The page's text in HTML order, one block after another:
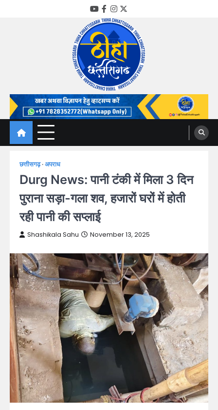
YouTube
Facebook
Instagram
Twitter
Thiha Chhattisgarh
गोठ जन-जन के
छत्तीसगढ़ अपराध
Durg News: पानी टंकी में मिला 3 दिन
पुराना सड़ा-गला शव, हजारों घरों में होती
रही पानी की सप्लाई
Shashikala Sahu November 13, 2025